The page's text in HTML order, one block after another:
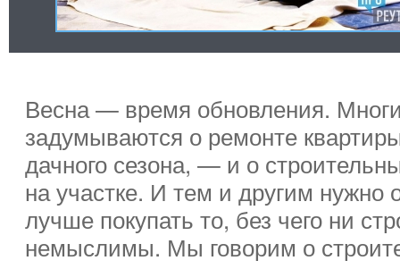
Весна — время обновления.
задумываются о ремонте
дачного сезона, — и о
на участке. И тем и другим нужно
лучше покупать то, без чего ни
немыслимы. Мы говорим о